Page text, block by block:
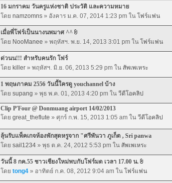
16 มกราคม วันครูแห่งชาติ ประวัติ และความหมาย
โดย namzomns » อังคาร ม.ค. 07, 2014 1:23 pm ใน โฟร์แฟน
เมื่อพี่โฟร์เป็นนางนพมาศ ^^
โดย NooManee » พฤหัสฯ. พ.ย. 14, 2013 3:01 pm ใน โฟร์แฟน
ด่วนน!!! สำหรับคนรัก โฟร์
โดย killer » พฤหัสฯ. มิ.ย. 06, 2013 5:29 pm ใน สัพเพเหระ
1 พฤษภาคม 2556 วันนี้ใครดู youchannel บ้าง
โดย supang » พุธ พ.ค. 01, 2013 4:20 pm ใน วีดีโอคลิป
Clip P'Four @ Donmuang airport 14/02/2013
โดย great_theflute » ศุกร์ ก.พ. 15, 2013 1:05 am ใน วีดีโอคลิป
ลุ้นรับแพ็คเกจห้องพักสุดหรูจาก "ศรีพันวา ภูเก็ต , Sri panwa
โดย sail1234 » พุธ ต.ค. 24, 2012 5:53 pm ใน สัพเพเหระ
วันนี้ 8 กค.55 ชาวเชียงใหม่พบกับโฟร์มด เวลา 17.00 น.
โดย tong4 » อาทิตย์ ก.ค. 08, 2012 9:04 am ใน โฟร์แฟน